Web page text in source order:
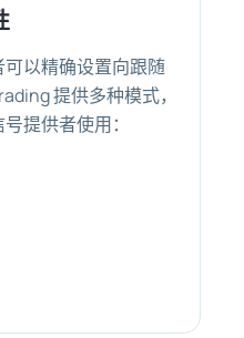
以精确设置向跟随
提供多种模式，
提供者使用：